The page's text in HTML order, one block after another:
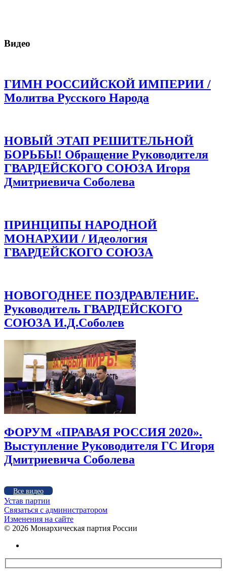
Видео
ГИМН РОССИЙСКОЙ ИМПЕРИИ /
Молитва Русского Народа
НОВЫЙ ЭТАП РЕШИТЕЛЬНОЙ
БОРЬБЫ! Обращение Руководителя
ГВАРДЕЙСКОГО СОЮЗА Игоря
Дмитриевича Соболева
ПРИНЦИПЫ НАРОДНОЙ
МОНАРХИИ / Идеология
ГВАРДЕЙСКОГО СОЮЗА
НОВОГОДНЕЕ ПОЗДРАВЛЕНИЕ.
Руководитель ГВАРДЕЙСКОГО
СОЮЗА И.Д.Соболев
ФОРУМ «ПРАВАЯ РОССИЯ 2020».
Выступление Руководителя ГС Игоря
Дмитриевича Соболева
Все видео
Устав партии
Связаться с администратором
Изменения на сайте
© 2026 Монархическая партия России